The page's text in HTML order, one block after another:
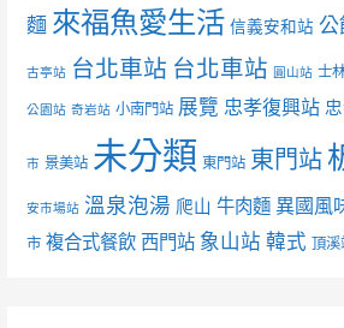
麵 來福魚愛生活 信義安和站
古亭站 台北車站 台北車站 圓山站 士
公園站 奇岩站 小南門站 展覽 忠孝復興站
市 景美站 未分類 東門站 東門站
安市場站 溫泉泡湯 爬山 牛肉麵 異國風
市 複合式餐飲 西門站 象山站 韓式 頂溪